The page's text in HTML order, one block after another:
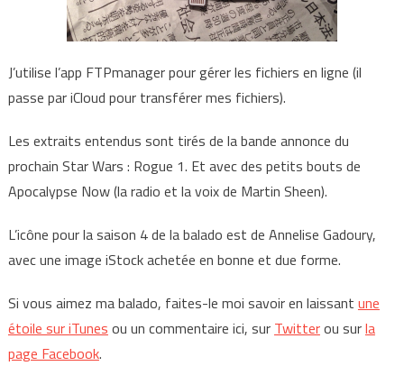
J’utilise l’app FTPmanager pour gérer les fichiers en ligne (il
passe par iCloud pour transférer mes fichiers).
Les extraits entendus sont tirés de la bande annonce du
prochain Star Wars : Rogue 1. Et avec des petits bouts de
Apocalypse Now (la radio et la voix de Martin Sheen).
L’icône pour la saison 4 de la balado est de Annelise Gadoury,
avec une image iStock achetée en bonne et due forme.
Si vous aimez ma balado, faites-le moi savoir en laissant une
étoile sur iTunes ou un commentaire ici, sur Twitterou surla
page Facebook.